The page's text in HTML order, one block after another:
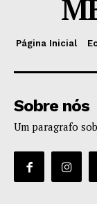
Página Inicial
Sobre nós
Um paragrafo